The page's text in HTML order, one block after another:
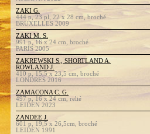
ZAKI G.
444 p, 23 pl, 22 x 28 cm, broché
BRUXELLES 2009
ZAKI M. S.
991 p, 16 x 24 cm, broché
PARIS 2005
ZAKREWSKI S., SHORTLAND A.
ROWLAND J.
410 p, 15,5 x 23,5 cm, broché
LONDRES 2016
ZAMACONA C. G.
497 p, 16 x 24 cm, relié
LEIDEN 2023
ZANDEE J.
601 p, 19,5 x 26,5cm, broché
LEIDEN 1991